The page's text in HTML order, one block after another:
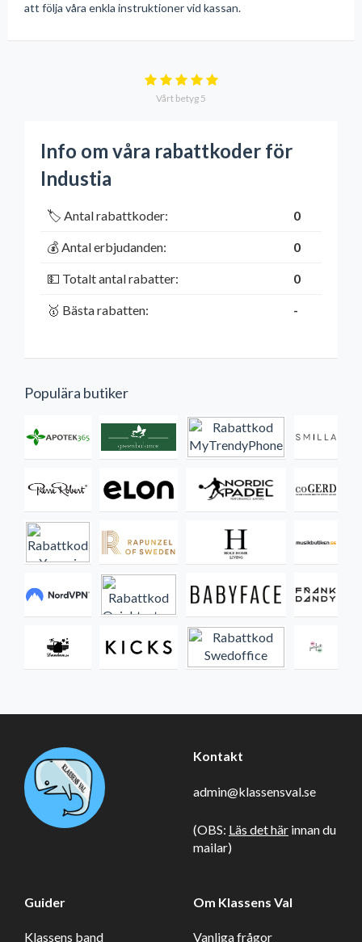
att följa våra enkla instruktioner vid kassan.
Vårt betyg 5
Info om våra rabattkoder för
Industia
🏷️ Antal rabattkoder: 0
💰 Antal erbjudanden: 0
💵 Totalt antal rabatter: 0
🥇 Bästa rabatten: -
Populära butiker
Kontakt
admin@klassensval.se
(OBS: Läs det här innan du
mailar)
Guider
Klassens band
Om Klassens Val
Vanliga frågor